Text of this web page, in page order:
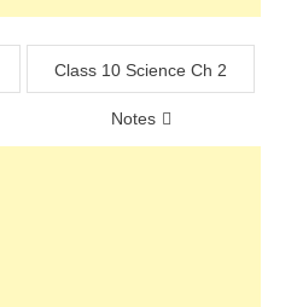
Class 10 Science Ch 2
Notes